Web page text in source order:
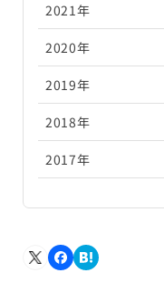
2026年4月
2026年3月
2026年2月
2026年1月
2025年9月
2025年8月
2025年7月
2025年6月
2025年5月
2025年2月
2024年10月
2024年9月
2024年8月
2024年7月
2024年6月
2024年3月
2023年11月
2023年10月
2023年9月
2023年8月
2023年7月
2023年4月
2022年12月
2022年11月
2022年10月
2022年9月
2022年8月
2022年5月
2021年
2021年12月
2021年11月
2021年10月
2021年9月
2021年6月
2020年
2020年12月
2020年11月
2020年10月
2020年7月
2019年
2019年12月
2019年11月
2019年8月
2018年
2018年12月
2018年9月
2017年
2017年10月